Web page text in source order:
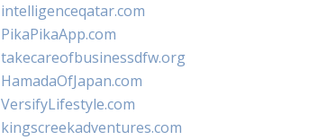
intelligenceqatar.com
PikaPikaApp.com
takecareofbusinessdfw.org
HamadaOfJapan.com
VersifyLifestyle.com
kingscreekadventures.com